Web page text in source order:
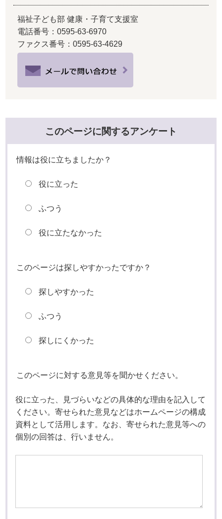
福祉子ども部 健康・子育て支援室
電話番号：0595-63-6970
ファクス番号：0595-63-4629
このページに関するアンケート
情報は役に立ちましたか？
役に立った
ふつう
役に立たなかった
このページは探しやすかったですか？
探しやすかった
ふつう
探しにくかった
このページに対する意見等を聞かせください。
役に立った、見づらいなどの具体的な理由を記入して
ください。寄せられた意見などはホームページの構成
資料として活用します。なお、寄せられた意見等への
個別の回答は、行いません。